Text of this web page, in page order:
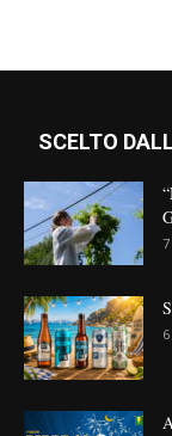
SCELTO